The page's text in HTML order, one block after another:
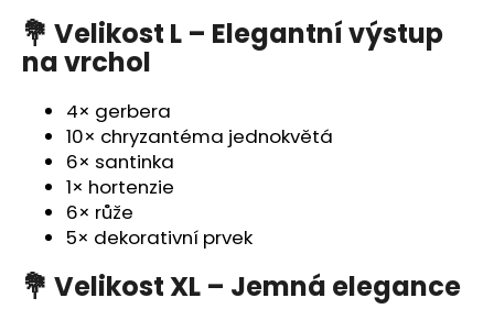
💐 Velikost L – Elegantní výstup
na vrchol
4× gerbera
10× chryzantéma jednokvětá
6× santinka
1× hortenzie
6× růže
5× dekorativní prvek
💐 Velikost XL – Jemná elegance
m
e